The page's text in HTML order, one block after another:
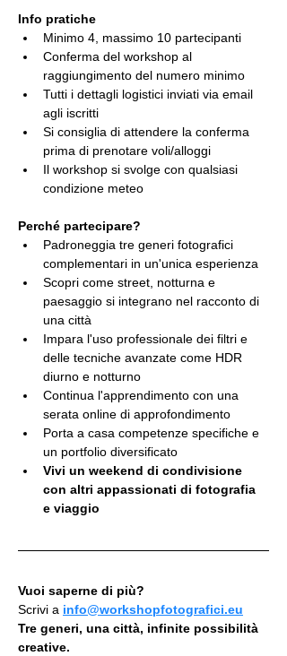
Info pratiche
Minimo 4, massimo 10 partecipanti
Conferma del workshop al
raggiungimento del numero minimo
Tutti i dettagli logistici inviati via email
agli iscritti
Si consiglia di attendere la conferma
prima di prenotare voli/alloggi
Il workshop si svolge con qualsiasi
condizione meteo
Perché partecipare?
Padroneggia tre generi fotografici
complementari in un'unica esperienza
Scopri come street, notturna e
paesaggio si integrano nel racconto di
una città
Impara l'uso professionale dei filtri e
delle tecniche avanzate come HDR
diurno e notturno
Continua l'apprendimento con una
serata online di approfondimento
Porta a casa competenze specifiche e
un portfolio diversificato
Vivi un weekend di condivisione
con altri appassionati di fotografia
e viaggio
Vuoi saperne di più?
Scrivi a info@workshopfotografici.eu
Tre generi, una città, infinite possibilità
creative.